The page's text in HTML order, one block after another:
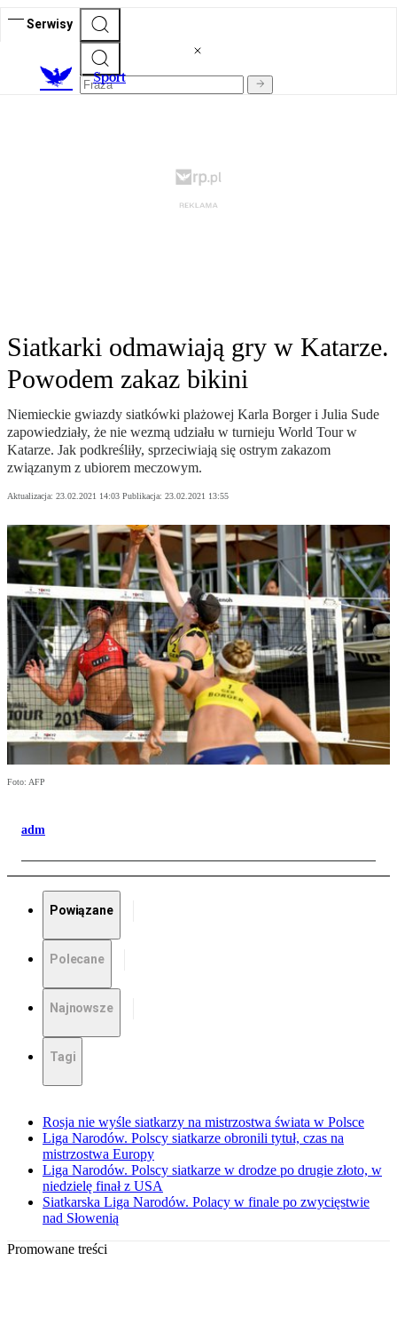
Serwisy
Sport
Siatkarki odmawiają gry w Katarze.
Powodem zakaz bikini
Niemieckie gwiazdy siatkówki plażowej Karla Borger i Julia Sude
zapowiedziały, że nie wezmą udziału w turnieju World Tour w
Katarze. Jak podkreśliły, sprzeciwiają się ostrym zakazom
związanym z ubiorem meczowym.
Aktualizacja: 23.02.2021 14:03 Publikacja: 23.02.2021 13:55
Foto: AFP
adm
Powiązane
Polecane
Najnowsze
Tagi
Rosja nie wyśle siatkarzy na mistrzostwa świata w Polsce
Liga Narodów. Polscy siatkarze obronili tytuł, czas na
mistrzostwa Europy
Liga Narodów. Polscy siatkarze w drodze po drugie złoto, w
niedzielę finał z USA
Siatkarska Liga Narodów. Polacy w finale po zwycięstwie
nad Słowenią
Promowane treści